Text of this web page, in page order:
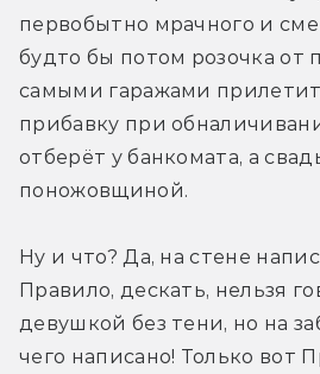
первобытно мрачного и
будто бы потом розочка от
самыми гаражами прилетит
прибавку при
отберёт у банкомата, а
поножовщиной.
Ну и что? Да, на стене
Правило, дескать, нельзя
девушкой без тени, но на
чего написано! Только вот